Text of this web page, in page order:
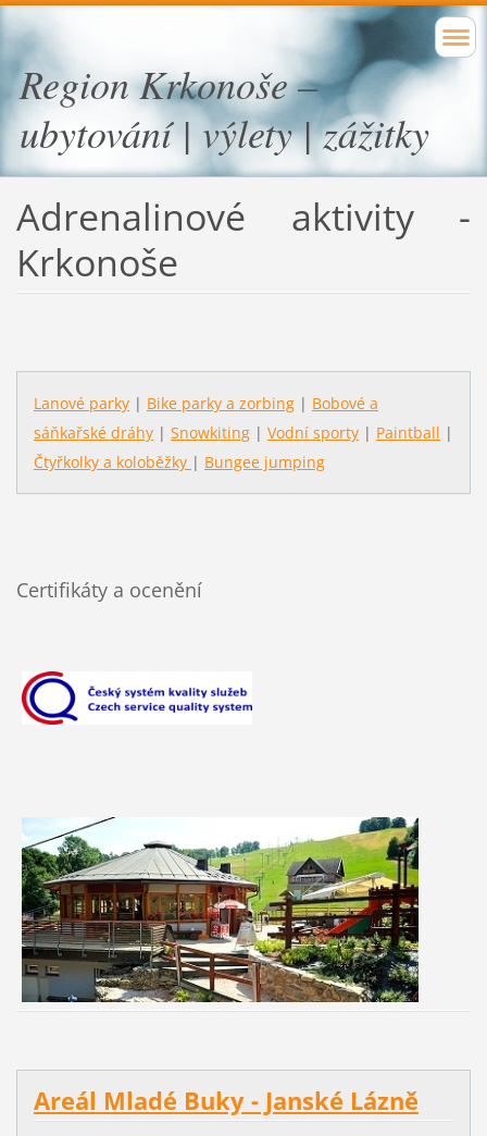
Region Krkonoše –
ubytování | výlety | zážitky
Adrenalinové aktivity -
Krkonoše
Lanové parky| Bike parky a zorbing| Bobové a
sáňkařské dráhy| Snowkiting| Vodní sporty| Paintball |
Čtyřkolky a koloběžky | Bungee jumping
Certifikáty a ocenění
Areál Mladé Buky - Janské Lázně